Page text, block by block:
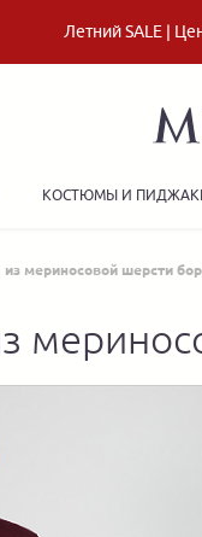
Летний SALE |
КОСТЮМЫ И
мериносовой шерсти